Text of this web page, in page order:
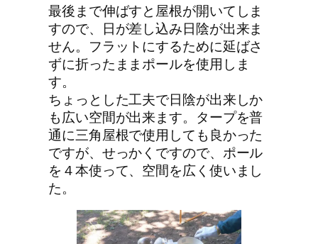
最後まで伸ばすと屋根が開いてしま
すので、日が差し込み日陰が出来ま
せん。フラットにするために延ばさ
ずに折ったままポールを使用しま
す。
ちょっとした工夫で日陰が出来しか
も広い空間が出来ます。タープを普
通に三角屋根で使用しても良かった
ですが、せっかくですので、ポール
を４本使って、空間を広く使いまし
た。